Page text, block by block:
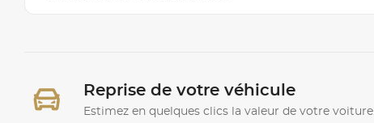
Reprise de votre véhicule
Estimez en quelques clics la valeur de votre voiture.